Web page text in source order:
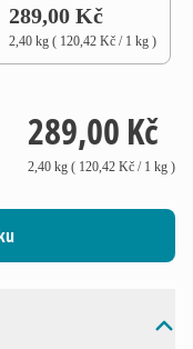
289,00 Kč
2,40 kg( 120,42 Kč/ 1 kg)
289,00 Kč
2,40 kg( 120,42 Kč/ 1 kg)